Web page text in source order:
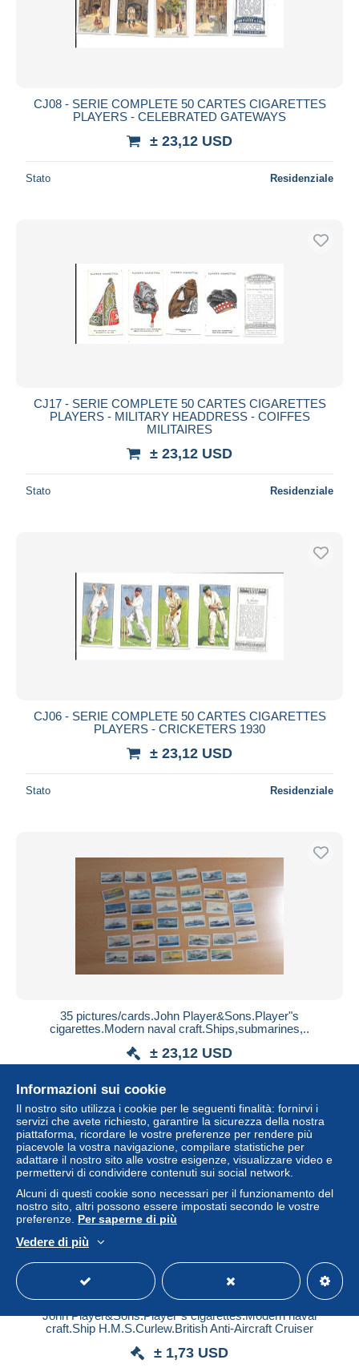
CJ08 - SERIE COMPLETE 50 CARTES CIGARETTES
PLAYERS - CELEBRATED GATEWAYS
± 23,12 USD
Stato Residenziale
CJ17 - SERIE COMPLETE 50 CARTES CIGARETTES
PLAYERS - MILITARY HEADDRESS - COIFFES
MILITAIRES
± 23,12 USD
Stato Residenziale
CJ06 - SERIE COMPLETE 50 CARTES CIGARETTES
PLAYERS - CRICKETERS 1930
± 23,12 USD
Stato Residenziale
35 pictures/cards.John Player&Sons.Player"s
cigarettes.Modern naval craft.Ships,submarines,..
± 23,12 USD
Stato
John Player&Sons.Player"s cigarettes.Modern naval
craft.Ship H.M.S.Curlew.British Anti-Aircraft Cruiser
± 1,73 USD
Informazioni sui cookie
Il nostro sito utilizza i cookie per le seguenti finalità: fornirvi i
servizi che avete richiesto, garantire la sicurezza della nostra
piattaforma, ricordare le vostre preferenze per rendere più
piacevole la vostra navigazione, compilare statistiche per
adattare il nostro sito alle vostre esigenze, visualizzare video e
permettervi di condividere contenuti sui social network.
Alcuni di questi cookie sono necessari per il funzionamento del
nostro sito, altri possono essere impostati secondo le vostre
preferenze. Per saperne di più
Vedere di più